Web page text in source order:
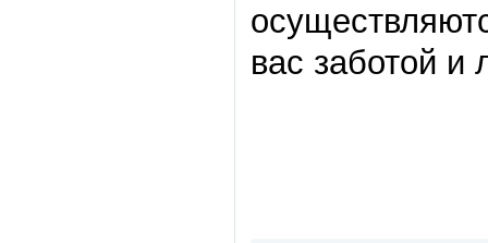
вас заботой и